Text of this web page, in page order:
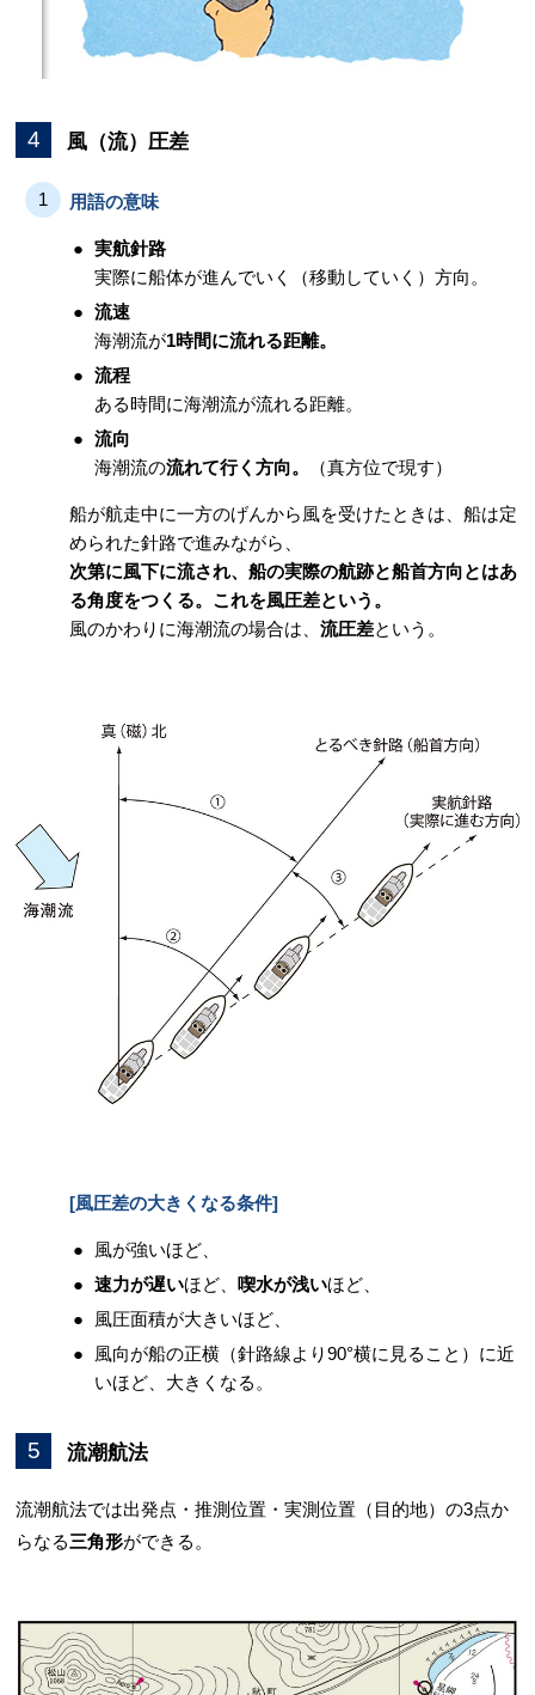
4 風（流）圧差
1 用語の意味
実航針路
実際に船体が進んでいく（移動していく）方向。
流速
海潮流が1時間に流れる距離。
流程
ある時間に海潮流が流れる距離。
流向
海潮流の流れて行く方向。 （真方位で現す）
船が航走中に一方のげんから風を受けたときは、船は定
められた針路で進みながら、
次第に風下に流され、船の実際の航跡と船首方向とはあ
る角度をつくる。これを風圧差という。
風のかわりに海潮流の場合は、 流圧差という。
[風圧差の大きくなる条件]
風が強いほど、
速力が遅いほど、 喫水が浅いほど、
風圧面積が大きいほど、
風向が船の正横（針路線より90°横に見ること）に近
いほど、大きくなる。
5 流潮航法
流潮航法では出発点・推測位置・実測位置（目的地）の3点か
らなる三角形ができる。